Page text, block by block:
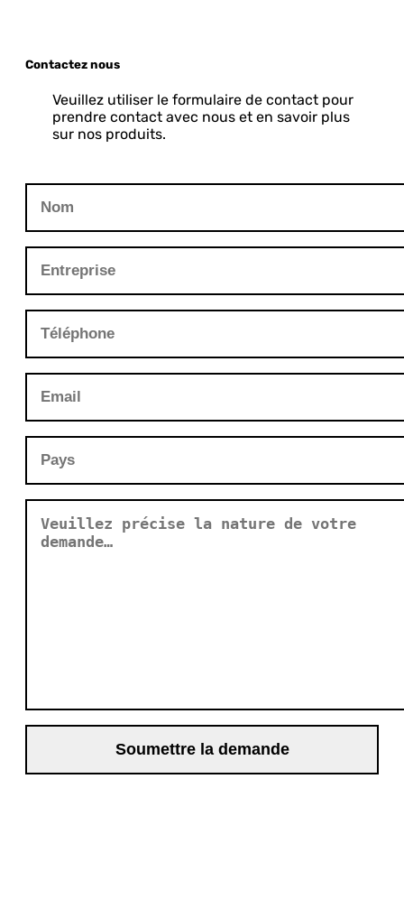
Contactez nous
Veuillez utiliser le formulaire de contact pour
prendre contact avec nous et en savoir plus
sur nos produits.